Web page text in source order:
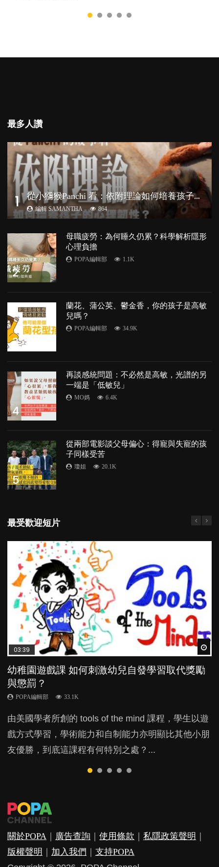
最多人讚
1 從
小獼猴Panchi 看：依附理論如何培養孩子心理韌性？
編輯 SAMANTHA 864
2
母職疲勞：為何睡久仍累？科學解析隱形
心理負擔
POPA編輯部 1.1K
3
蘭花、蒲公英、鬱金香，你的孩子是高敏
兒嗎？
POPA編輯部 34.9K
4
再談感統問題：不必然是高敏，光譜的另
一端是「低敏兒」
MO媽 6.4K
5
從兩部電影談父母偏心：得寵與失寵的孩
子同樣受苦
瓊姐 20.1K
最受歡迎短片
03:39
幼稚園遊戲課 如何刺激幼兒自發學習取代獎勵
與懲罰？
POPA編輯部 33.1K
由美國學者所創的 tools of the mind 課程，學生以遊
戲方式學習，學術能力和自制能力亦明顯比其他小朋
友優勝，到底這課程有何特別之處？...
04:59
幼兒playgroup真係玩耍中學習？研究指BB 15個
月大前上堂不見效果
POPA編輯部 47.1K
現今小朋友的起跑線，愈推愈前。雖然政府並無官方
的統計數字，但粗略估算，香港至少有六、七百家早
期教育中心，但孩子是否愈早上Playgroup愈好？...
04:06
全職好？在職好？｜全職媽媽與在職媽媽的壓
力與價值
POPA編輯部 25.8K
許多媽媽心底可能都有一刻掙扎過：究竟全職好，還
是在職好。雖說每個家庭都有自己的獨特狀況和考慮
因素，但原來全職和在職媽媽所養育的子女其實都各
03:02
老公患產後憂鬱症對BB的影響
POPA編輯部
鬱，影響日常生活，嚴重的甚至會有自殺，或傷害小
朋友的念頭。但為何爸爸患上產後抑鬱往往難以察
覺？...
04:18
凡事以BB為中心，就係好爸媽？｜別忽視父母
的身心虛耗
POPA編輯部 31.5K
父母日夜無間、身心俱疲地照顧BB，如何做到正向
教養？部份父母更會為了小朋友放棄自己的嗜好、減
少出席朋友聚會等等，你以為會換來美好的親子關
係，有助小朋友成長，但原來父母身心虛耗對孩子的
關於POPA ｜ 廣告查詢 ｜ 使用條款 ｜ 私隱政策聲明 ｜
版權聲明 ｜ 加入我們 ｜ 支持POPA